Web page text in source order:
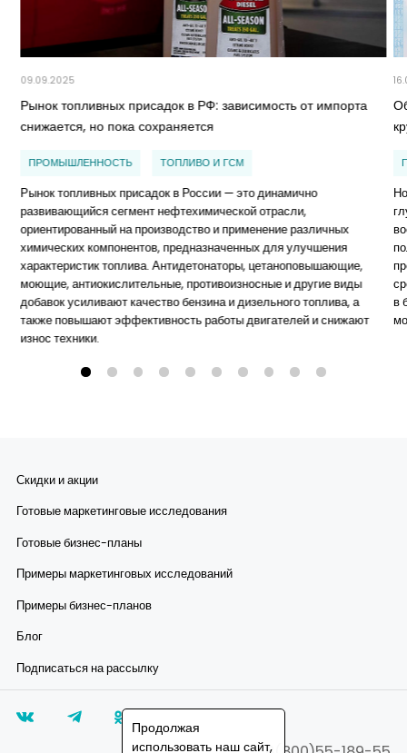
09.09.2025
Рынок топливных присадок в РФ: зависимость от импорта
снижается, но пока сохраняется
ПРОМЫШЛЕННОСТЬ ТОПЛИВО И ГСМ
Рынок топливных присадок в России — это динамично
развивающийся сегмент нефтехимической отрасли,
ориентированный на производство и применение различных
химических компонентов, предназначенных для улучшения
характеристик топлива. Антидетонаторы, цетаноповышающие,
моющие, антиокислительные, противоизносные и другие виды
добавок усиливают качество бензина и дизельного топлива, а
также повышают эффективность работы двигателей и снижают
износ техники.
в
Скидки и акции
Готовые маркетинговые исследования
Готовые бизнес-планы
Примеры маркетинговых исследований
Примеры бизнес-планов
Блог
Подписаться на рассылку
Продолжая
использовать наш сайт,